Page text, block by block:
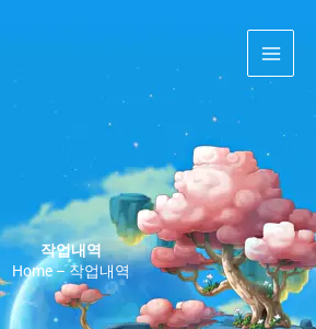
작업내역
Home – 작업내역